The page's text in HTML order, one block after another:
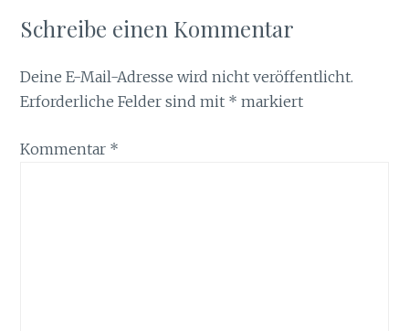
Schreibe einen Kommentar
Deine E-Mail-Adresse wird nicht veröffentlicht.
Erforderliche Felder sind mit * markiert
Kommentar *